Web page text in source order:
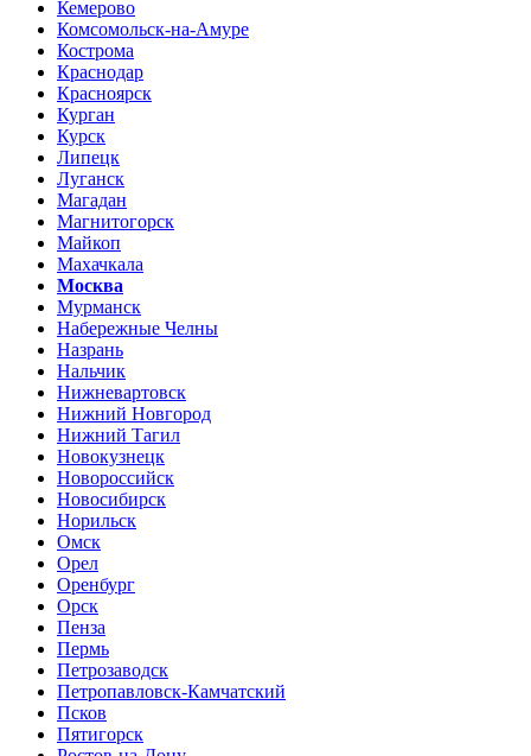
Кемерово
Комсомольск-на-Амуре
Кострома
Краснодар
Красноярск
Курган
Курск
Липецк
Луганск
Магадан
Магнитогорск
Майкоп
Махачкала
Москва
Мурманск
Набережные Челны
Назрань
Нальчик
Нижневартовск
Нижний Новгород
Нижний Тагил
Новокузнецк
Новороссийск
Новосибирск
Норильск
Омск
Орел
Оренбург
Орск
Пенза
Пермь
Петрозаводск
Петропавловск-Камчатский
Псков
Пятигорск